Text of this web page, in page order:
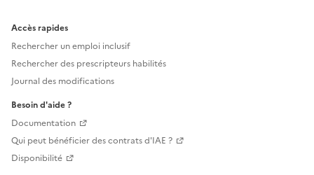
Accès rapides
Rechercher un emploi inclusif
Rechercher des prescripteurs habilités
Journal des modifications
Besoin d'aide ?
Documentation
Qui peut bénéficier des contrats d'IAE ?
Disponibilité